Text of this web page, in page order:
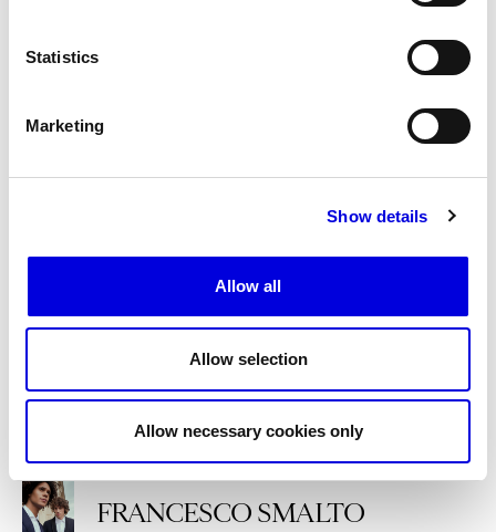
Statistics
Marketing
Show details
Allow all
Allow selection
Allow necessary cookies only
ÉTUDES STUDIO
F
FENDI
FRANCESCO SMALTO